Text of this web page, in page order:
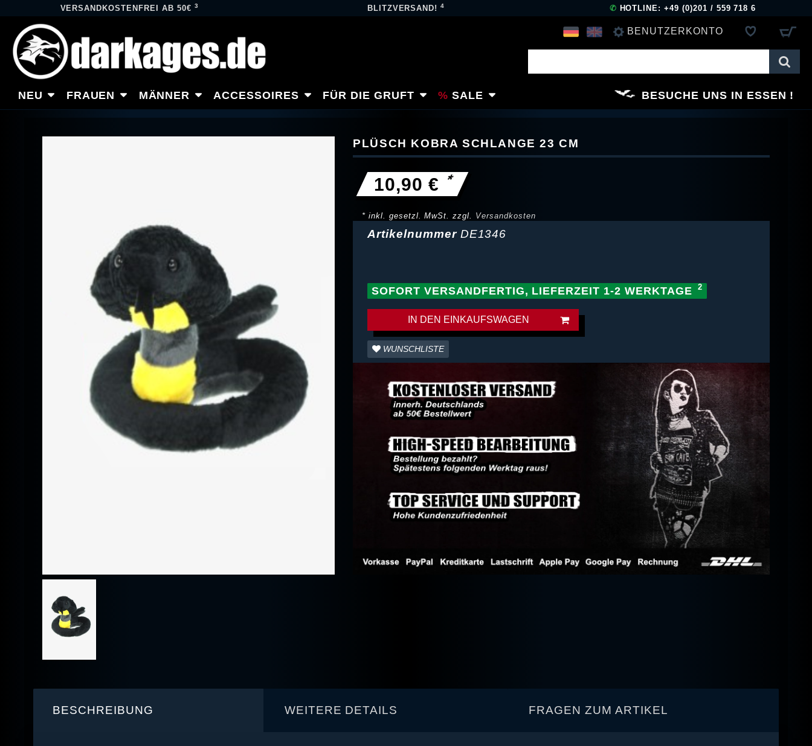
VERSANDKOSTENFREI AB 50€ 3 BLITZVERSAND!4 ✆ HOTLINE: +49 (0)201 / 559 718 6
BENUTZERKONTO
REGISTRIEREN
NEU FRAUEN MÄNNER ACCESSOIRES FÜR DIE GRUFT SALE BESUCHE UNS IN ESSEN
PLÜSCH KOBRA SCHLANGE 23 CM
10,90 € *
* inkl. gesetzl. MwSt. zzgl. Versandkosten
Artikelnummer DE1346
SOFORT VERSANDFERTIG, LIEFERZEIT 1-2 WERKTAGE
IN DEN EINKAUFSWAGEN
WUNSCHLISTE
BESCHREIBUNG WEITERE DETAILS FRAGEN ZUM ARTIKEL